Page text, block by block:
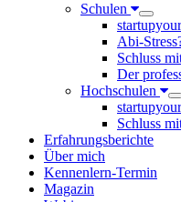
Schulen
Abi-
Schluss
Der
Hochschulen
Schluss
Erfahrungsberichte
Über mich
Kennenlern-Termin
Magazin